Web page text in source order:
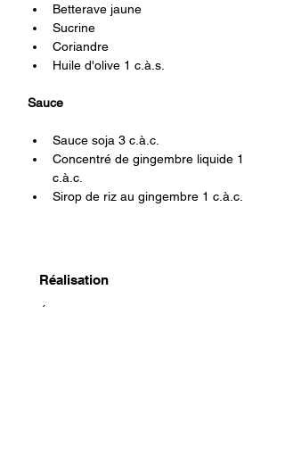
Betterave jaune
Sucrine
Coriandre
Huile d'olive 1 c.à.s.
Sauce
Sauce soja 3 c.à.c.
Concentré de gingembre liquide 1
c.à.c.
Sirop de riz au gingembre 1 c.à.c.
Réalisation